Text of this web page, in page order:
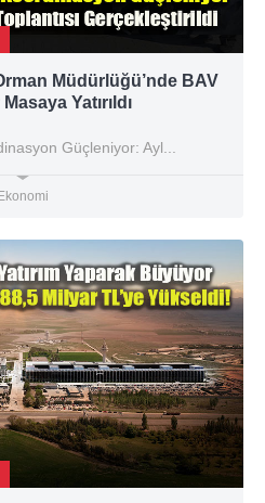
Müdürlüğü’nde BAV
Yatırıldı
Güçleniyor: Ayl...